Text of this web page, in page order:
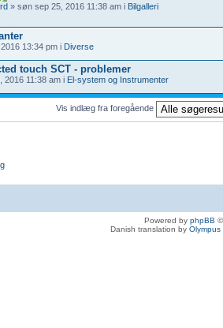
» søn sep 25, 2016 11:38 am i Bilgalleri
13:34 pm i Diverse
touch SCT - problemer
2016 11:38 am i El-system og Instrumenter
Vis indlæg fra foregående
Powered by phpBB
Danish translation by Olympus